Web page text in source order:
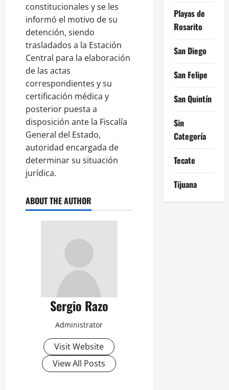
constitucionales y se les
informó el motivo de su
detención, siendo
trasladados a la Estación
Central para la elaboración
de las actas
correspondientes y su
certificación médica y
posterior puesta a
disposición ante la Fiscalía
General del Estado,
autoridad encargada de
determinar su situación
jurídica.
ABOUT THE AUTHOR
Sergio Razo
Administrator
Visit Website
View All Posts
Playas de
Rosarito
San Diego
San Felipe
San Quintín
Sin
Categoría
Tecate
Tijuana